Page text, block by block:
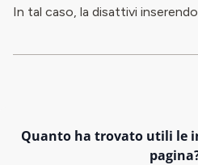
In tal caso, la disattivi